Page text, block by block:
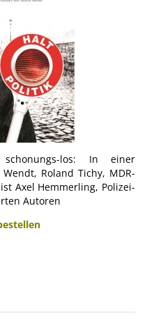
schonungs-los: In einer
Roland Tichy, MDR-
Axel Hemmerling, Polizei-
Autoren